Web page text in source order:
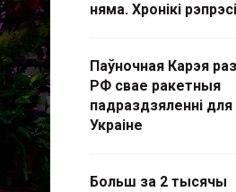
няма. Хронікі
Паўночная Карэя
РФ свае ракетныя
падраздзяленні для
Украіне
Больш за 2 тысячы